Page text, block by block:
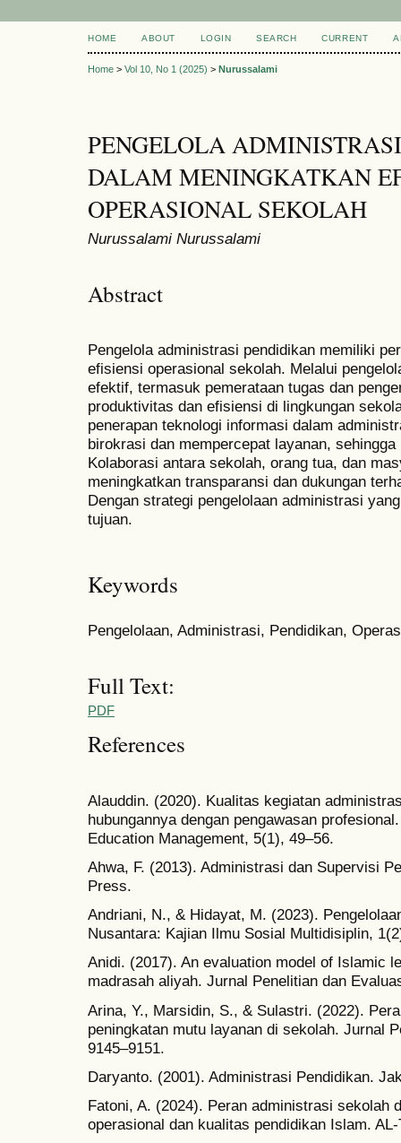
HOME ABOUT LOGIN SEARCH CURRENT
Home > Vol 10, No 1 (2025) > Nurussalami
PENGELOLA
DALAM MENINGKATKAN
OPERASIONAL SEKOLAH
Nurussalami Nurussalami
Abstract
Pengelola administrasi pendidikan memiliki
efisiensi operasional sekolah. Melalui
efektif, termasuk pemerataan tugas dan
produktivitas dan efisiensi di lingkungan
penerapan teknologi informasi dalam
birokrasi dan mempercepat layanan,
Kolaborasi antara sekolah, orang tua, dan
meningkatkan transparansi dan dukungan
Dengan strategi pengelolaan administrasi
tujuan.
Keywords
Pengelolaan, Administrasi, Pendidikan,
Full Text:
PDF
References
Alauddin. (2020). Kualitas kegiatan
hubungannya dengan pengawasan
Education Management, 5(1), 49–56.
Ahwa, F. (2013). Administrasi dan Supervisi
Press.
Andriani, N., & Hidayat, M. (2023).
Nusantara: Kajian Ilmu Sosial Multidisiplin,
Anidi. (2017). An evaluation model of Islamic
madrasah aliyah. Jurnal Penelitian dan
Arina, Y., Marsidin, S., & Sulastri. (2022).
peningkatan mutu layanan di sekolah. Jurnal
9145–9151.
Daryanto. (2001). Administrasi Pendidikan.
Fatoni, A. (2024). Peran administrasi sekolah
operasional dan kualitas pendidikan Islam.